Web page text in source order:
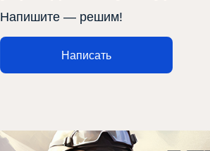
Напишите — решим!
Написать